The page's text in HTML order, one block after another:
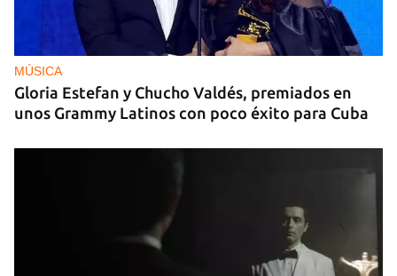
MÚSICA
Gloria Estefan y Chucho Valdés, premiados en
unos Grammy Latinos con poco éxito para Cuba